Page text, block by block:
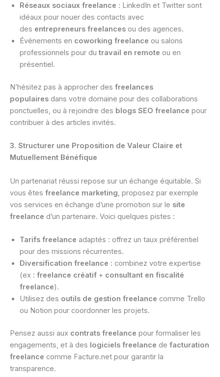
Réseaux sociaux freelance : LinkedIn et Twitter sont
idéaux pour nouer des contacts avec
des entrepreneurs freelances ou des agences.
Événements en coworking freelance ou salons
professionnels pour du travail en remote ou en
présentiel.
N’hésitez pas à approcher des freelances
populaires dans votre domaine pour des collaborations
ponctuelles, ou à rejoindre des blogs SEO freelance pour
contribuer à des articles invités.
3. Structurer une Proposition de Valeur Claire et
Mutuellement Bénéfique
Un partenariat réussi repose sur un échange équitable. Si
vous êtes freelance marketing , proposez par exemple
vos services en échange d’une promotion sur le site
freelance d’un partenaire. Voici quelques pistes :
Tarifs freelance adaptés : offrez un taux préférentiel
pour des missions récurrentes.
Diversification freelance : combinez votre expertise
(ex : freelance créatif + consultant en fiscalité
freelance).
Utilisez des outils de gestion freelance comme Trello
ou Notion pour coordonner les projets.
Pensez aussi aux contrats freelance pour formaliser les
engagements, et à des logiciels freelance de facturation
freelance comme Facture.net pour garantir la
transparence.